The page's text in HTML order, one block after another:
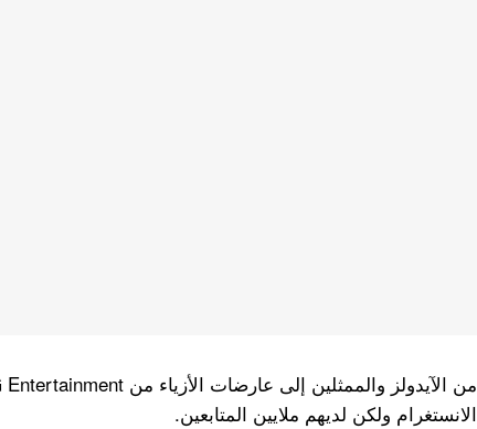
الانستغرام ولكن لديهم ملايين المتابعين.